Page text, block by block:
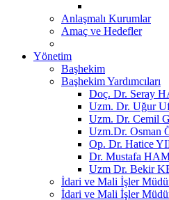
Anlaşmalı Kurumlar
Amaç ve Hedefler
Yönetim
Başhekim
Başhekim Yardımcıları
Doç. Dr. Seray
Uzm. Dr. Uğur
Uzm. Dr. Cemil
Uzm.Dr. Osman
Op. Dr. Hatice
Dr. Mustafa
Uzm Dr. Bekir
İdari ve Mali İşler
İdari ve Mali İşler Müdür